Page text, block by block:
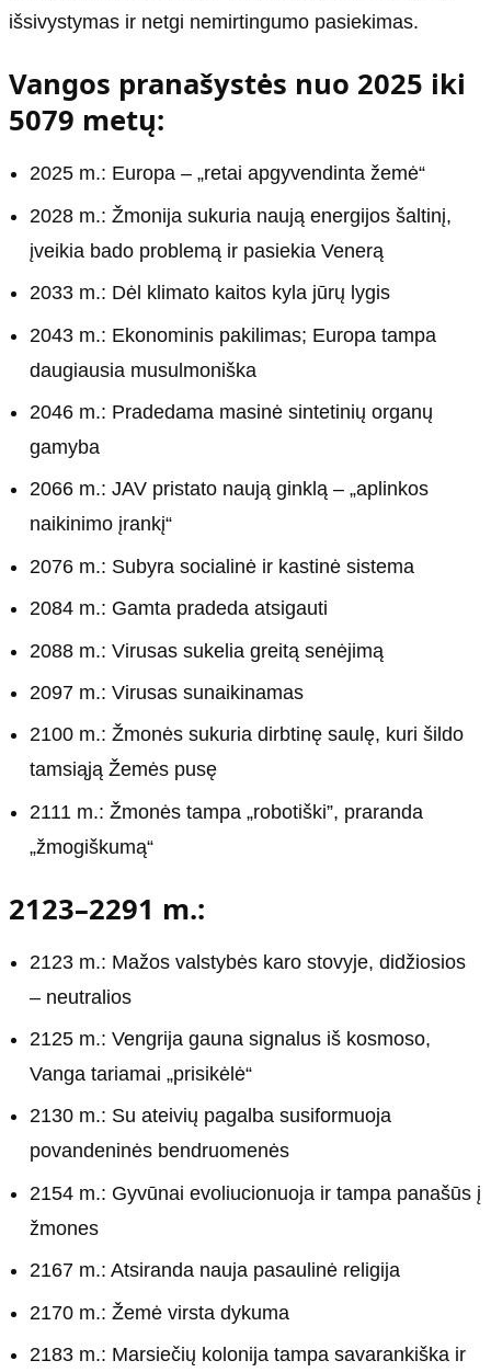
išsivystymas ir netgi nemirtingumo pasiekimas.
Vangos pranašystės nuo 2025 iki
5079 metų:
2025 m.: Europa – „retai apgyvendinta žemė“
2028 m.: Žmonija sukuria naują energijos šaltinį,
įveikia bado problemą ir pasiekia Venerą
2033 m.: Dėl klimato kaitos kyla jūrų lygis
2043 m.: Ekonominis pakilimas; Europa tampa
daugiausia musulmoniška
2046 m.: Pradedama masinė sintetinių organų
gamyba
2066 m.: JAV pristato naują ginklą – „aplinkos
naikinimo įrankį“
2076 m.: Subyra socialinė ir kastinė sistema
2084 m.: Gamta pradeda atsigauti
2088 m.: Virusas sukelia greitą senėjimą
2097 m.: Virusas sunaikinamas
2100 m.: Žmonės sukuria dirbtinę saulę, kuri šildo
tamsiąją Žemės pusę
2111 m.: Žmonės tampa „robotiški”, praranda
„žmogiškumą“
2123–2291 m.:
2123 m.: Mažos valstybės karo stovyje, didžiosios
– neutralios
2125 m.: Vengrija gauna signalus iš kosmoso,
Vanga tariamai „prisikėlė“
2130 m.: Su ateivių pagalba susiformuoja
povandeninės bendruomenės
2154 m.: Gyvūnai evoliucionuoja ir tampa panašūs į
žmones
2167 m.: Atsiranda nauja pasaulinė religija
2170 m.: Žemė virsta dykuma
2183 m.: Marsiečių kolonija tampa savarankiška ir